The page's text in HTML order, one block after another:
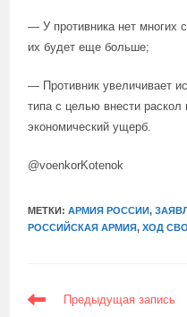
— У противника нет многих
их будет еще больше;
— Противник увеличивает
типа с целью внести раскол
экономический ущерб.
@voenkorKotenok
МЕТКИ:АРМИЯ РОССИИ,
РОССИЙСКАЯ АРМИЯ, ХОД СВО
ЕЩЕ
СТАТЬИ
Предыдущая запись